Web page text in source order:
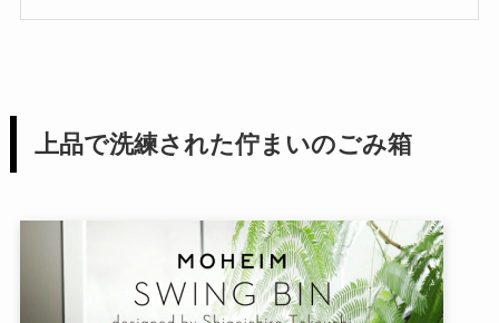
上品で洗練された佇まいのごみ箱